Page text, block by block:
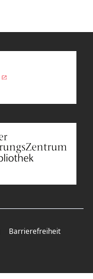
Barrierefreiheit